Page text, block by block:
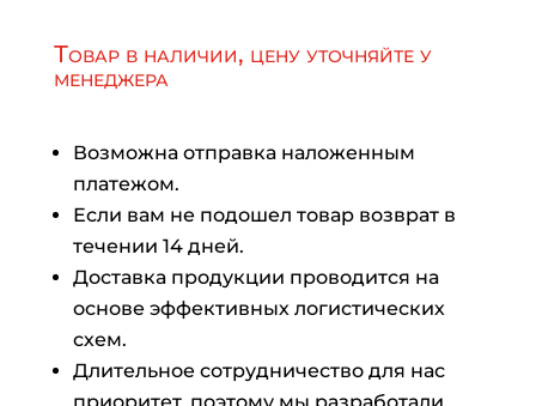
Товар в наличии, цену уточняйте у
менеджера
Возможна отправка наложенным
платежом.
Если вам не подошел товар возврат в
течении 14 дней.
Доставка продукции проводится на
основе эффективных логистических
схем.
Длительное сотрудничество для нас